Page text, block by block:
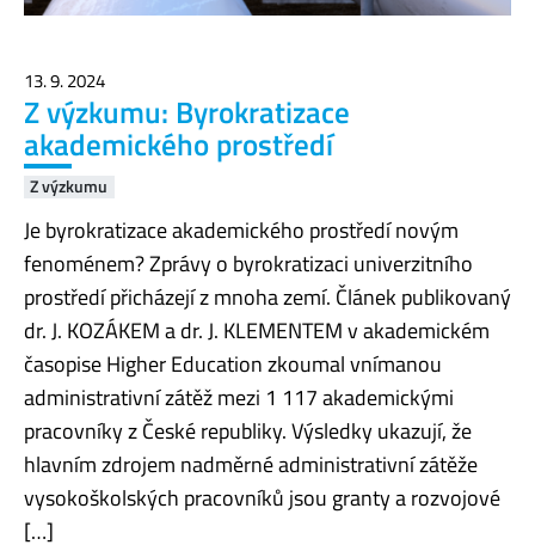
13. 9. 2024
Z výzkumu: Byrokratizace
akademického prostředí
Z výzkumu
Je byrokratizace akademického prostředí novým
fenoménem? Zprávy o byrokratizaci univerzitního
prostředí přicházejí z mnoha zemí. Článek publikovaný
dr. J. KOZÁKEM a dr. J. KLEMENTEM v akademickém
časopise Higher Education zkoumal vnímanou
administrativní zátěž mezi 1 117 akademickými
pracovníky z České republiky. Výsledky ukazují, že
hlavním zdrojem nadměrné administrativní zátěže
vysokoškolských pracovníků jsou granty a rozvojové
[…]